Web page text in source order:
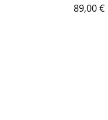
Prix
89,00 €